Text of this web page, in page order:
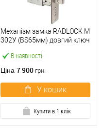
В наявності
Механізм замка RADLOCK M
302У (BS65мм) довгий ключ
Ціна 7 900 грн.
У кошик
Купити в 1 клік